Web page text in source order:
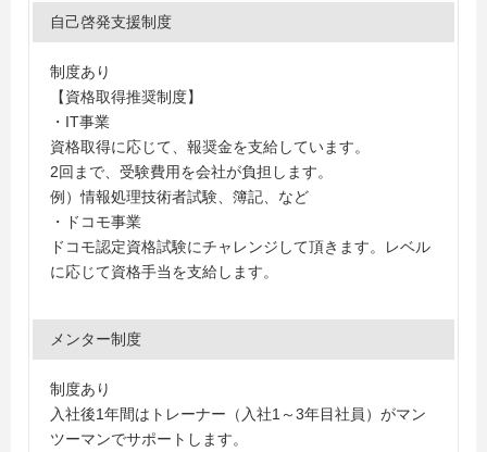
自己啓発支援制度
制度あり
【資格取得推奨制度】
・IT事業
資格取得に応じて、報奨金を支給しています。
2回まで、受験費用を会社が負担します。
例）情報処理技術者試験、簿記、など
・ドコモ事業
ドコモ認定資格試験にチャレンジして頂きます。レベル
に応じて資格手当を支給します。
メンター制度
制度あり
入社後1年間はトレーナー（入社1～3年目社員）がマン
ツーマンでサポートします。